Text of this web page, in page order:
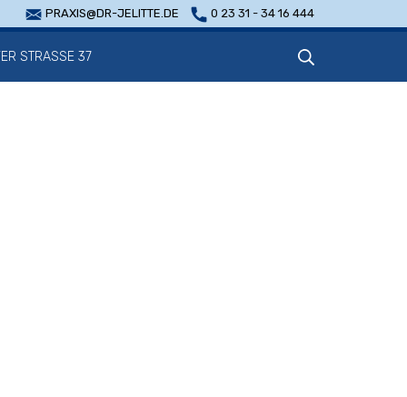
PRAXIS@DR-JELITTE.DE 0 23 31 - 34 16 444
STRASSE 37